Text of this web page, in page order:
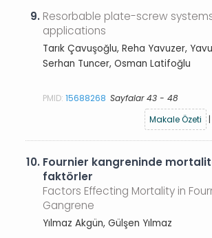
9. Resorbable plate-screw
applications
Tarık Çavuşoğlu, Reha Yavuzer,
Serhan Tuncer, Osman Latifoğlu
PMID:15688268 Sayfalar 43 - 48
Makale Özeti
|
10. Fournier kangreninde
faktörler
Factors Effecting Mortality in
Gangrene
Yılmaz Akgün, Gülşen Yılmaz